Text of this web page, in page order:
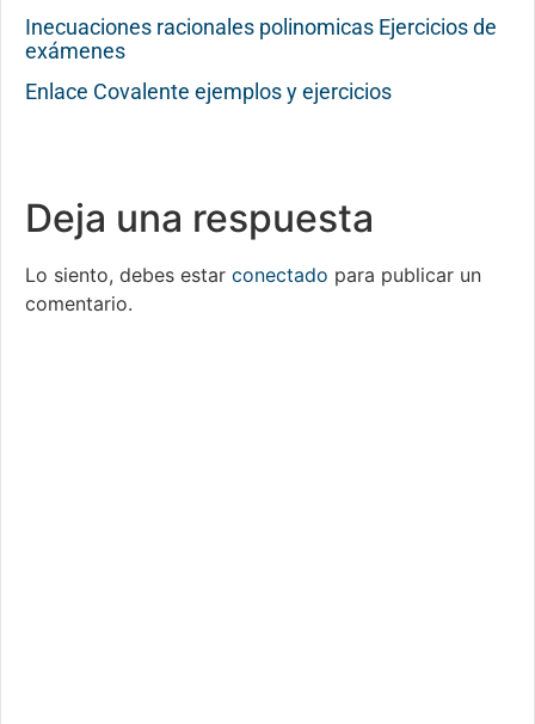
Inecuaciones racionales polinomicas Ejercicios de
exámenes
Enlace Covalente ejemplos y ejercicios
Deja una respuesta
Lo siento, debes estar conectado para publicar un
comentario.